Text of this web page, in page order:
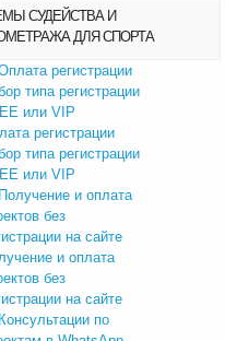
СУДЕЙСТВА И
ДЛЯ СПОРТА
регистрации
типа регистрации
или VIP
и оплата
без
на сайте